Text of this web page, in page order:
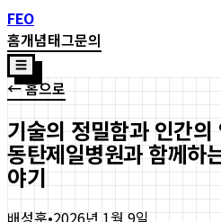
FEO
홈개념태그문의
☰
← 홈으로
기술의 정밀함과 인간
동탄제일병원과 함께하
야기
배성훈•2026년 1월 9일